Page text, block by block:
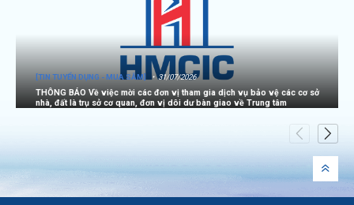
[TIN TUYỂN DỤNG - MUA SẮM] 31/07/2026
THÔNG BÁO Về việc mời các đơn vị tham gia dịch vụ bảo vệ các cơ sở
nhà, đất là trụ sở cơ quan, đơn vị dôi dư bàn giao về Trung tâm